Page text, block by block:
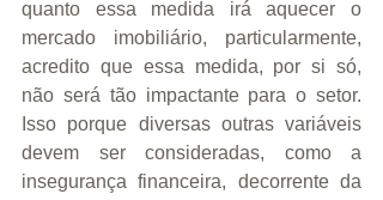
quanto essa medida irá aquecer o
mercado imobiliário, particularmente,
acredito que essa medida, por si só,
não será tão impactante para o setor.
Isso porque diversas outras variáveis
devem ser consideradas, como a
insegurança financeira, decorrente da